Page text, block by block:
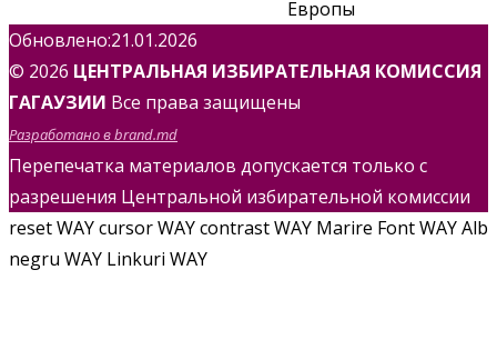
Европы
Обновлено:21.01.2026
© 2026 ЦЕНТРАЛЬНАЯ ИЗБИРАТЕЛЬНАЯ КОМИССИЯ
ГАГАУЗИИ Все права защищены
Разработано в brand.md
Перепечатка материалов допускается только с
разрешения Центральной избирательной комиссии
reset WAYcursor WAYcontrast WAY Marire Font WAYAlb
negru WAY Linkuri WAY